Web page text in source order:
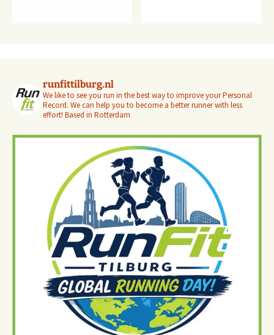
runfittilburg.nl
We like to see you run in the best way to improve your Personal
Record. We can help you to become a better runner with less
effort! Based in Rotterdam